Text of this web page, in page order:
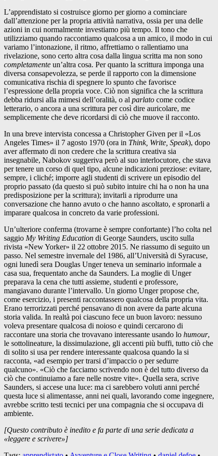
L’apprendistato si costruisce giorno per giorno a cominciare
dall’attenzione per la propria attività narrativa, ossia per una delle
azioni in cui normalmente investiamo più tempo. Il tono che
utilizziamo quando raccontiamo qualcosa a un amico, il modo in cui
variamo l’intonazione, il ritmo, affrettiamo o rallentiamo una
rivelazione, sono certo altra cosa dalla lingua scritta ma non sono
completamente un’altra cosa. Per quanto la scrittura imponga una
diversa consapevolezza, se perde il rapporto con la dimensione
comunicativa rischia di spegnere lo spunto che favorisce
l’espressione della propria voce. Ciò non significa che la scrittura
debba ridursi alla mimesi dell’oralità, o al parlato come codice
letterario, o ancora a una scrittura per così dire auricolare, me
semplicemente che deve ricordarsi di ciò che muove il racconto.
In una breve intervista concessa a Christopher Given per il «Los
Angeles Times» il 7 agosto 1970 (ora in Think, Write, Speak), dopo
aver affermato di non credere che la scrittura creativa sia
insegnabile, Nabokov suggeriva però al suo interlocutore, che stava
per tenere un corso di quel tipo, alcune indicazioni preziose: evitare,
sempre, i cliché; imporre agli studenti di scrivere un episodio del
proprio passato (da questo si può subito intuire chi ha o non ha una
predisposizione per la scrittura); invitarli a riprodurre una
conversazione che hanno avuto o che hanno ascoltato, e spronarli a
imparare qualcosa in concreto da varie professioni.
Un’ulteriore conferma (trovarne è sempre confortante) l’ho colta nel
saggio My Writing Education di George Saunders, uscito sulla
rivista «New Yorker» il 22 ottobre 2015. Ne riassumo di seguito un
passo. Nel semestre invernale del 1986, all’Università di Syracuse,
ogni lunedì sera Douglas Unger teneva un seminario informale a
casa sua, frequentato anche da Saunders. La moglie di Unger
preparava la cena che tutti assieme, studenti e professore,
mangiavano durante l’intervallo. Un giorno Unger propose che,
come esercizio, i presenti raccontassero qualcosa della propria vita.
Erano terrorizzati perché pensavano di non avere da parte alcuna
storia valida. In realtà poi ciascuno fece un buon lavoro: nessuno
voleva presentare qualcosa di noioso e quindi cercarono di
raccontare una storia che trovavano interessante usando lo humour,
le sottolineature, la dissimulazione, gli accenti più buffi, tutto ciò che
di solito si usa per rendere interessante qualcosa quando la si
racconta, «ad esempio per trarsi d’impaccio o per sedurre
qualcuno». «Ciò che facciamo scrivendo non è del tutto diverso da
ciò che continuiamo a fare nelle nostre vite». Quella sera, scrive
Saunders, si accese una luce: ma ci sarebbero voluti anni perché
questa luce si alimentasse, anni nei quali, lavorando come ingegnere,
avrebbe scritto testi tecnici per una compagnia che si occupava di
ambiente.
[Questo contributo è inedito e fa parte di una serie dedicata a
«leggere e scrivere»]